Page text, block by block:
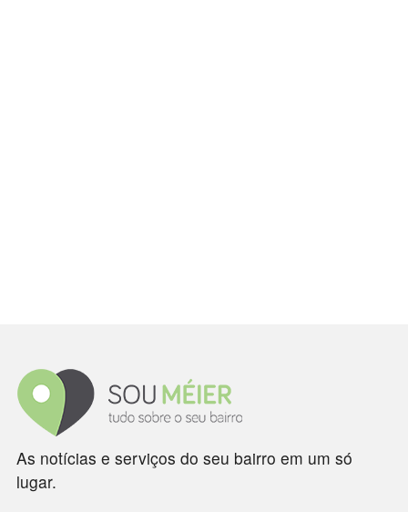
As notícias e serviços do seu bairro em um só
lugar.